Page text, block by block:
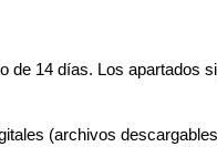
14 días. Los apartados
(archivos